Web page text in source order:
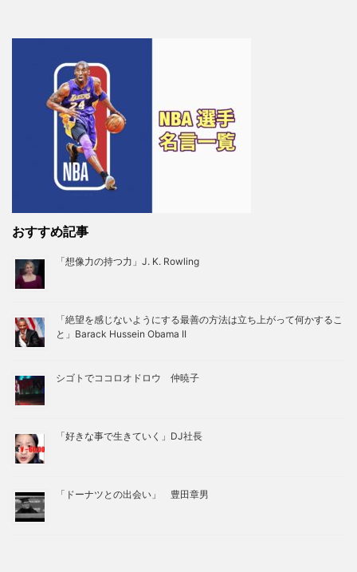
おすすめ記事
「想像力の持つ力」J. K. Rowling
「絶望を感じないようにする最善の方法は立ち上がって何かするこ
と」Barack Hussein Obama II
シゴトでココロオドロウ 仲暁子
「好きな事で生きていく」DJ社長
「ドーナツとの出会い」 豊田章男